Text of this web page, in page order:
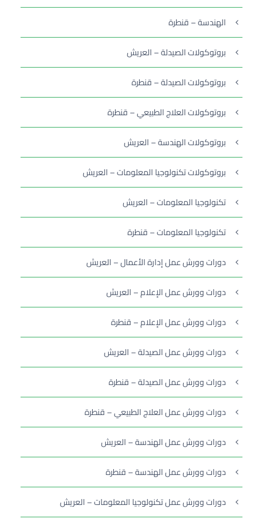
الهندسة – قنطرة
بروتوكولات الصيدلة – العريش
بروتوكولات الصيدلة – قنطرة
بروتوكولات العلاج الطبيعي – قنطرة
بروتوكولات الهندسة – العريش
بروتوكولات تكنولوجيا المعلومات – العريش
تكنولوجيا المعلومات – العريش
تكنولوجيا المعلومات – قنطرة
دورات وورش عمل إدارة الأعمال – العريش
دورات وورش عمل الإعلام – العريش
دورات وورش عمل الإعلام – قنطرة
دورات وورش عمل الصيدلة – العريش
دورات وورش عمل الصيدلة – قنطرة
دورات وورش عمل العلاج الطبيعي – قنطرة
دورات وورش عمل الهندسة – العريش
دورات وورش عمل الهندسة – قنطرة
دورات وورش عمل تكنولوجيا المعلومات – العريش